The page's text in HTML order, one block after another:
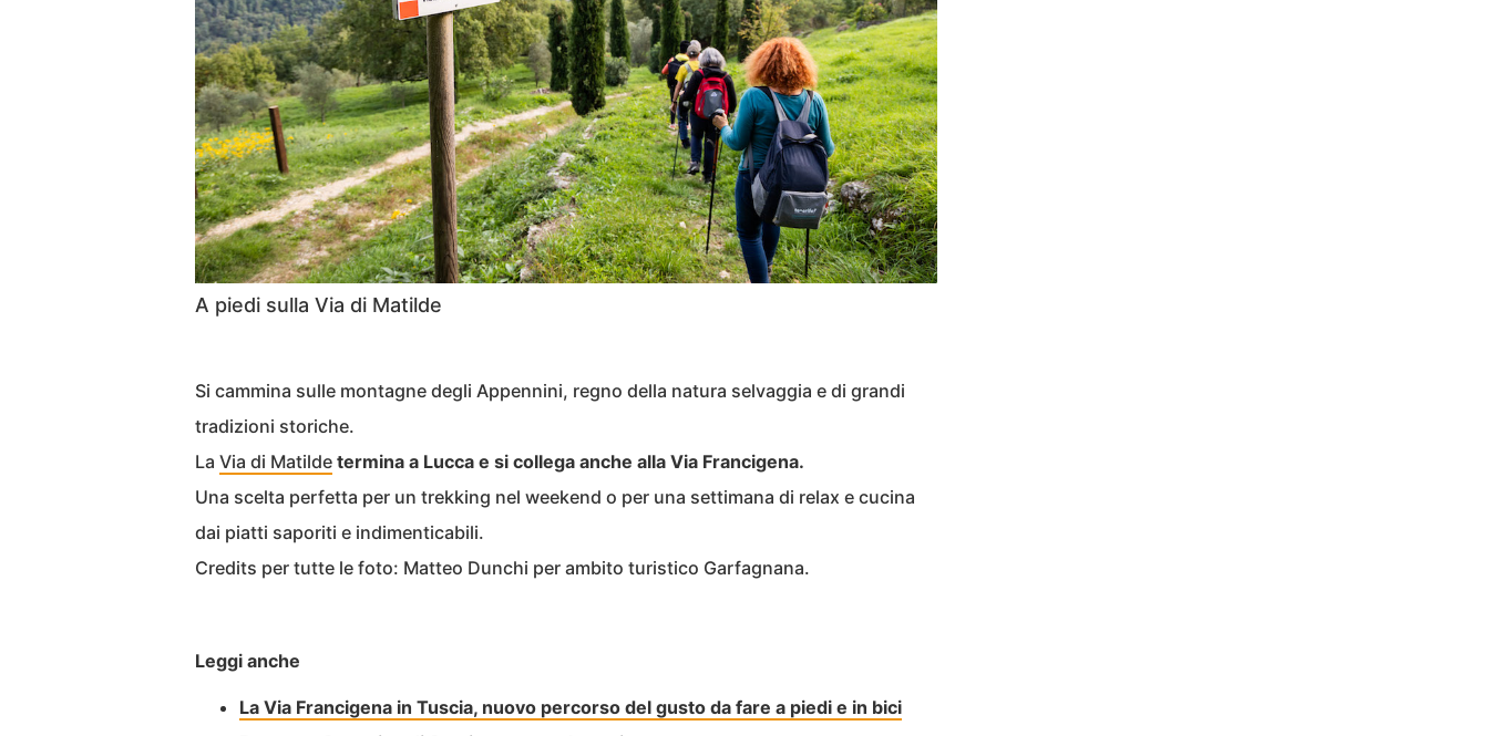
A piedi sulla Via di Matilde
Si cammina sulle montagne degli Appennini, regno della natura selvaggia e di grandi
tradizioni storiche.
La Via di Matilde termina a Lucca e si collega anche alla Via Francigena.
Una scelta perfetta per un trekking nel weekend o per una settimana di relax e cucina
dai piatti saporiti e indimenticabili.
Credits per tutte le foto: Matteo Dunchi per ambito turistico Garfagnana.
Leggi anche
La Via Francigena in Tuscia, nuovo percorso del gusto da fare a piedi e in bici